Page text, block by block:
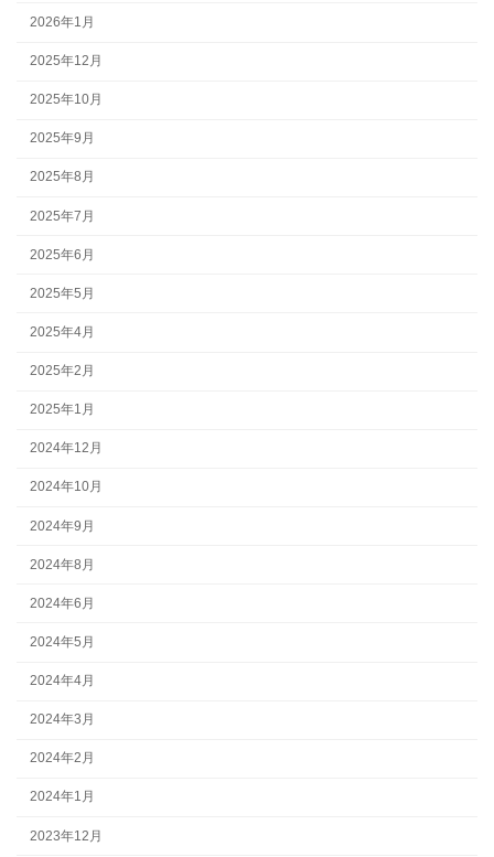
2026年1月
2025年12月
2025年10月
2025年9月
2025年8月
2025年7月
2025年6月
2025年5月
2025年4月
2025年2月
2025年1月
2024年12月
2024年10月
2024年9月
2024年8月
2024年6月
2024年5月
2024年4月
2024年3月
2024年2月
2024年1月
2023年12月